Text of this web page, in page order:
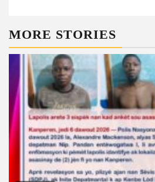
MORE STORIES